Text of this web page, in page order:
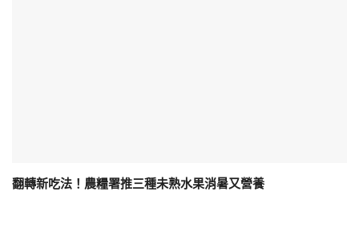
翻轉新吃法！農糧署推三種未熟水果消暑又營養